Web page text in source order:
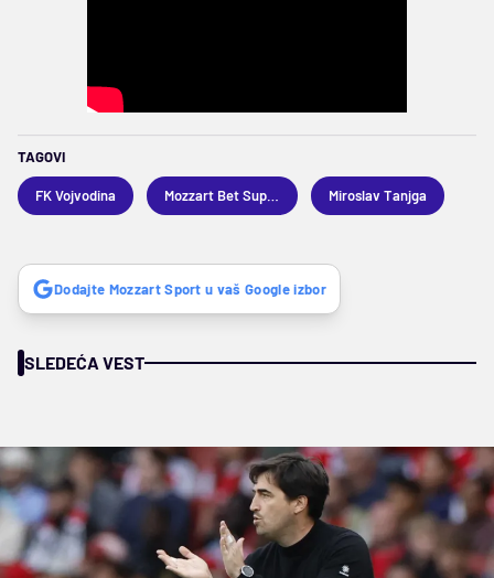
TAGOVI
FK Vojvodina Miroslav Tanjga
Dodajte Mozzart Sport u vaš Google izbor
SLEDEĆA VEST